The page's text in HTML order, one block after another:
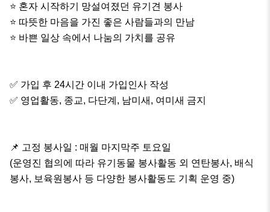
⭐️ 혼자 시작하기 망설여졌던 유기견 봉사
⭐️ 따뜻한 마음을 가진 좋은 사람들과의 만남
⭐️ 바쁜 일상 속에서 나눔의 가치를 공유
✅️ 가입 후 24시간 이내 가입인사 작성
✅️ 영업활동, 종교, 다단계, 남미새, 여미새 금지
📌 고정 봉사일 : 매월 마지막주 토요일
(운영진 협의에 따라 유기동물 봉사활동 외 연탄봉사, 배식
봉사, 보육원봉사 등 다양한 봉사활동도 기획 운영 중)